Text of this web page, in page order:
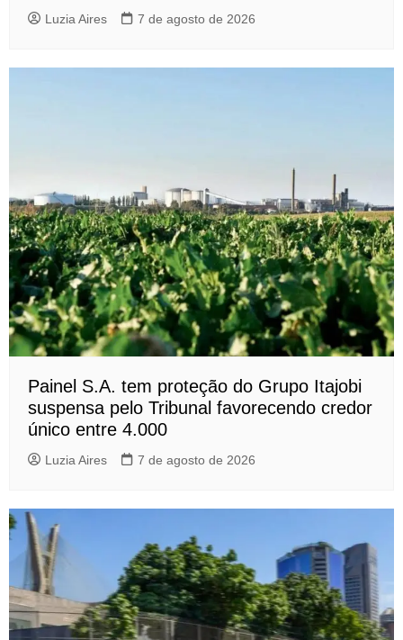
Luzia Aires 7 de agosto de 2026
Painel S.A. tem proteção do Grupo Itajobi
suspensa pelo Tribunal favorecendo credor
único entre 4.000
Luzia Aires 7 de agosto de 2026